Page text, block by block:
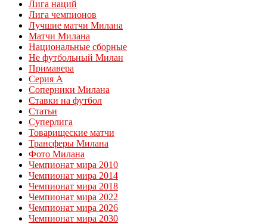
Лига наций
Лига чемпионов
Лучшие матчи Милана
Матчи Милана
Национальные сборные
Не футбольный Милан
Примавера
Серия А
Соперники Милана
Ставки на футбол
Статьи
Суперлига
Товарищеские матчи
Трансферы Милана
Фото Милана
Чемпионат мира 2010
Чемпионат мира 2014
Чемпионат мира 2018
Чемпионат мира 2022
Чемпионат мира 2026
Чемпионат мира 2030